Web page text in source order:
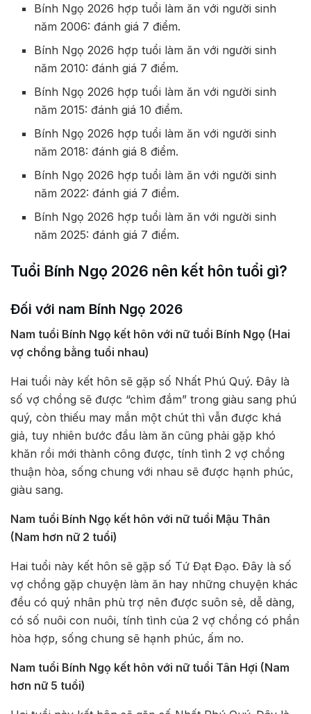
Bính Ngọ 2026 hợp tuổi làm ăn với người sinh
năm 2006: đánh giá 7 điểm.
Bính Ngọ 2026 hợp tuổi làm ăn với người sinh
năm 2010: đánh giá 7 điểm.
Bính Ngọ 2026 hợp tuổi làm ăn với người sinh
năm 2015: đánh giá 10 điểm.
Bính Ngọ 2026 hợp tuổi làm ăn với người sinh
năm 2018: đánh giá 8 điểm.
Bính Ngọ 2026 hợp tuổi làm ăn với người sinh
năm 2022: đánh giá 7 điểm.
Bính Ngọ 2026 hợp tuổi làm ăn với người sinh
năm 2025: đánh giá 7 điểm.
Tuổi Bính Ngọ 2026 nên kết hôn tuổi gì?
Đối với nam Bính Ngọ 2026
Nam tuổi Bính Ngọ kết hôn với nữ tuổi Bính Ngọ (Hai
vợ chồng bằng tuổi nhau)
Hai tuổi này kết hôn sẽ gặp số Nhất Phú Quý. Đây là
số vợ chồng sẽ được “chìm đắm” trong giàu sang phú
quý, còn thiếu may mắn một chút thì vẫn được khá
giả, tuy nhiên bước đầu làm ăn cũng phải gặp khó
khăn rồi mới thành công được, tính tình 2 vợ chồng
thuận hòa, sống chung với nhau sẽ được hạnh phúc,
giàu sang.
Nam tuổi Bính Ngọ kết hôn với nữ tuổi Mậu Thân
(Nam hơn nữ 2 tuổi)
Hai tuổi này kết hôn sẽ gặp số Tứ Đạt Đạo. Đây là số
vợ chồng gặp chuyện làm ăn hay những chuyện khác
đều có quý nhân phù trợ nên được suôn sẻ, dễ dàng,
có số nuôi con nuôi, tính tình của 2 vợ chồng có phần
hòa hợp, sống chung sẽ hạnh phúc, ấm no.
Nam tuổi Bính Ngọ kết hôn với nữ tuổi Tân Hợi (Nam
hơn nữ 5 tuổi)